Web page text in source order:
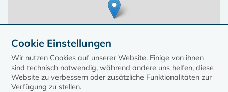
Cookie Einstellungen
Wir nutzen Cookies auf unserer Website. Einige von ihnen
sind technisch notwendig, während andere uns helfen, diese
Website zu verbessern oder zusätzliche Funktionalitäten zur
Verfügung zu stellen.